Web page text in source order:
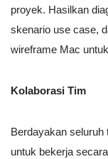
proyek. Hasilkan
skenario use case,
wireframe Mac
Kolaborasi Tim
Berdayakan seluruh
untuk bekerja